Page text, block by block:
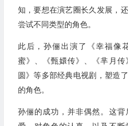
知，要想在演艺圈长久发展，
尝试不同类型的角色。
此后，孙俪出演了《幸福像
蜜》、《甄嬛传》、《芈月传
圆》等多部经典电视剧，塑造
的角色。
孙俪的成功，并非偶然。这